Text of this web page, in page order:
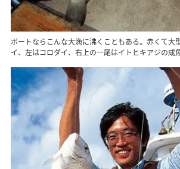
ボートならこんな大漁に沸くこともある。赤くて大
イ、左はコロダイ、右上の一尾はイトヒキアジの成